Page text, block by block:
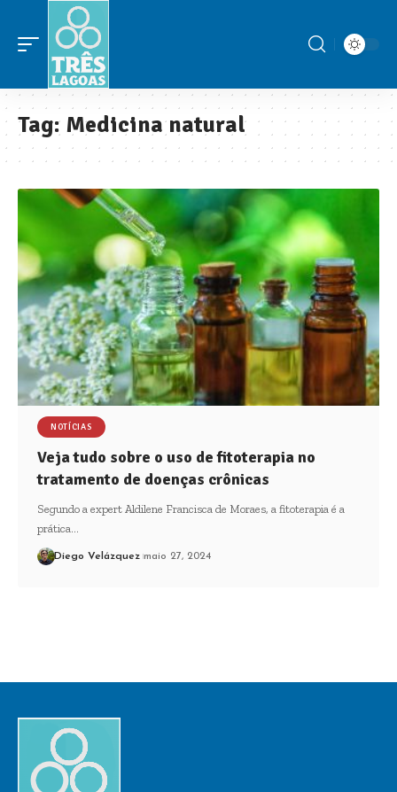
Tag: Medicina natural
NOTÍCIAS
Veja tudo sobre o uso de fitoterapia no
tratamento de doenças crônicas
Segundo a expert Aldilene Francisca de Moraes, a fitoterapia é a
prática…
Diego Velázquez maio 27, 2024